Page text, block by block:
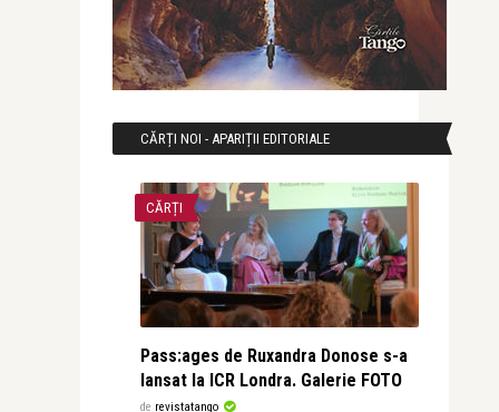
CĂRȚI NOI - APARIȚII EDITORIALE
CĂRȚI
Pass:ages de Ruxandra Donose s-a
lansat la ICR Londra. Galerie FOTO
de revistatango